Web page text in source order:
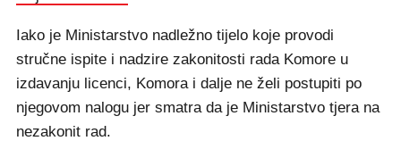
Iako je Ministarstvo nadležno tijelo koje provodi
stručne ispite i nadzire zakonitosti rada Komore u
izdavanju licenci, Komora i dalje ne želi postupiti po
njegovom nalogu jer smatra da je Ministarstvo tjera na
nezakonit rad.